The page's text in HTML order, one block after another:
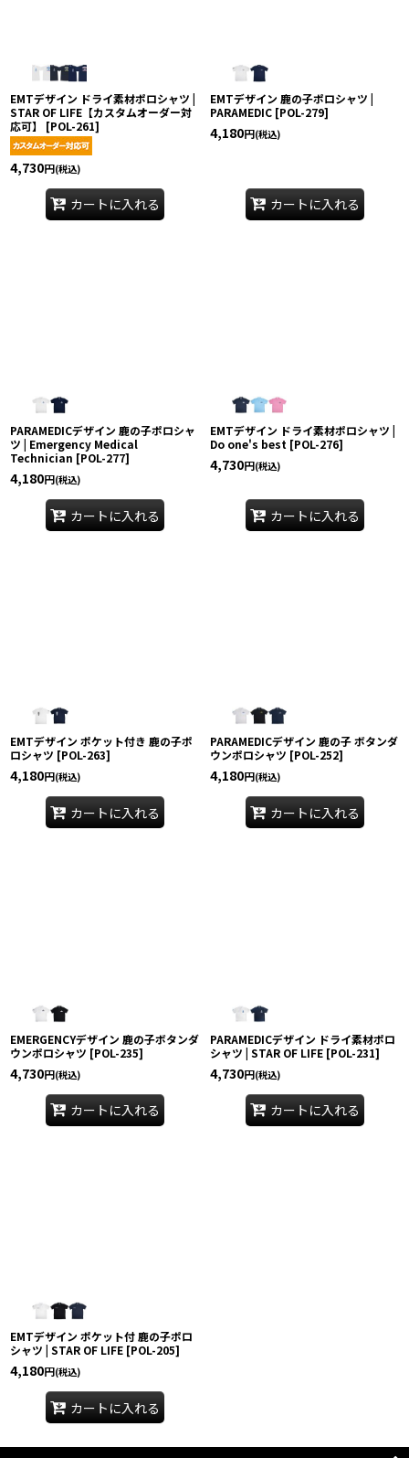
EMTデザイン ドライ素材ポロシャツ |
STAR OF LIFE【カスタムオーダー対
応可】
[POL-261]
4,730円(税込)
カートに入れる
EMTデザイン 鹿の子ポロシャツ |
PARAMEDIC [POL-279]
4,180円(税込)
カートに入れる
PARAMEDICデザイン 鹿の子ポロシャ
ツ | Emergency Medical
Technician [POL-277]
4,180円(税込)
カートに入れる
EMTデザイン ドライ素材ポロシャツ |
Do one's best [POL-276]
4,730円(税込)
カートに入れる
EMTデザイン ポケット付き 鹿の子ポ
ロシャツ [POL-263]
4,180円(税込)
カートに入れる
PARAMEDICデザイン 鹿の子 ボタンダ
ウンポロシャツ [POL-252]
4,180円(税込)
カートに入れる
EMERGENCYデザイン 鹿の子ボタンダ
ウンポロシャツ [POL-235]
4,730円(税込)
カートに入れる
PARAMEDICデザイン ドライ素材ポロ
シャツ | STAR OF LIFE [POL-231]
4,730円(税込)
カートに入れる
EMTデザイン ポケット付 鹿の子ポロ
シャツ | STAR OF LIFE [POL-205]
4,180円(税込)
カートに入れる